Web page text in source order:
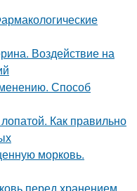
Воздействие на
Способ
Как правильно
морковь.